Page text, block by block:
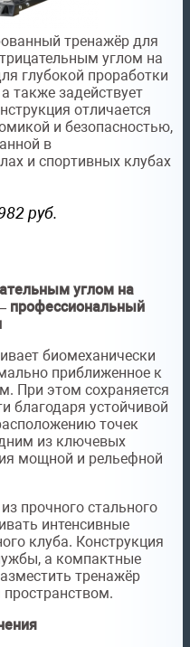
тренажёр для
углом на
глубокой проработки
также задействует
отличается
и безопасностью,
в
и спортивных клубах
руб.
углом на
профессиональный
биомеханически
приближенное к
При этом сохраняется
благодаря устойчивой
точек
из ключевых
мощной и рельефной
прочного стального
интенсивные
клуба. Конструкция
а компактные
тренажёр